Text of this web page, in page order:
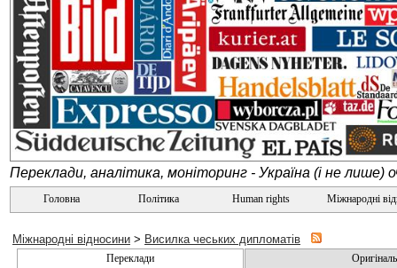
Переклади, аналітика, моніторинг - Україна (і не лише)
Головна Політика Human rights Міжнародні
Міжнародні відносини > Висилка чеських дипломатів
Переклади